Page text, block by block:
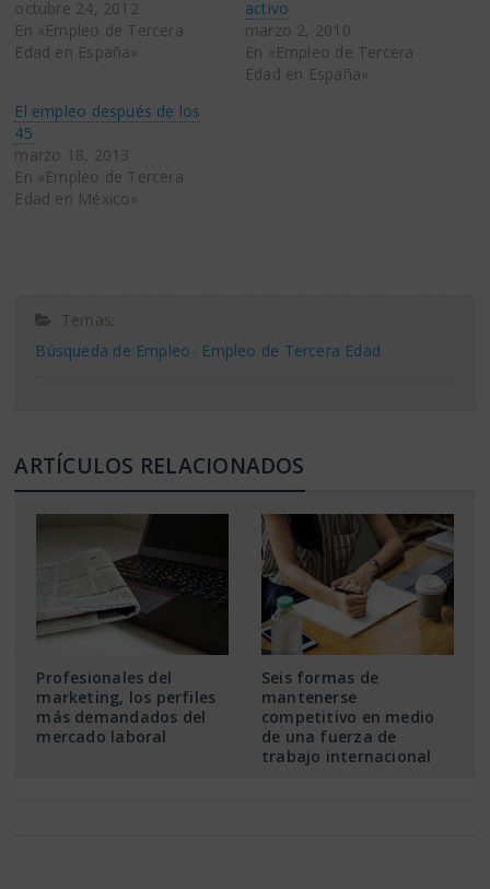
octubre 24, 2012
En «Empleo de Tercera
Edad en España»
activo
marzo 2, 2010
En «Empleo de Tercera
Edad en España»
El empleo después de los
45
marzo 18, 2013
En «Empleo de Tercera
Edad en México»
Temas:
Búsqueda de Empleo
Empleo de Tercera Edad
ARTÍCULOS RELACIONADOS
Profesionales del
marketing, los perfiles
más demandados del
mercado laboral
Seis formas de
mantenerse
competitivo en medio
de una fuerza de
trabajo internacional